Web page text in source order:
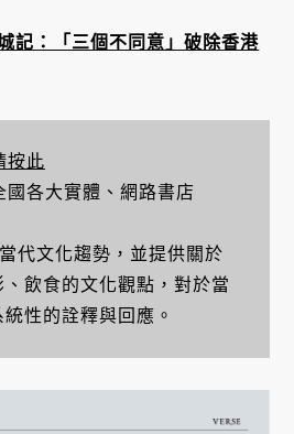
記：「三個不同意」破除香港
按此
各大實體、網路書店
代文化趨勢，並提供關於
飲食的文化觀點，對於當
性的詮釋與回應。